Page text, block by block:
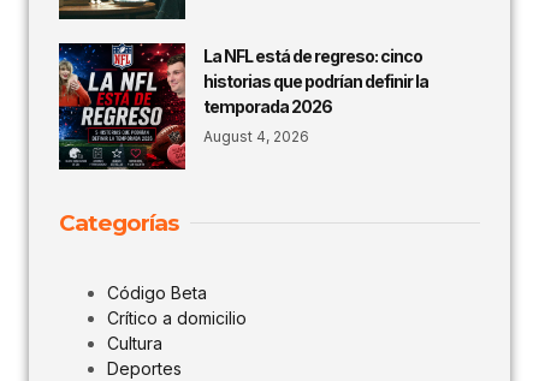
La NFL está de regreso: cinco
historias que podrían definir la
temporada 2026
August 4, 2026
Categorías
Código Beta
Crítico a domicilio
Cultura
Deportes